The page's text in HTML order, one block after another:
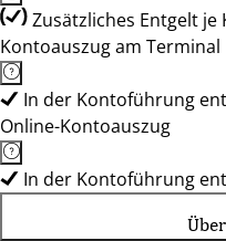
Zusätzliches Entgelt je
Kontoauszug am Terminal
In der Kontoführung
Online-Kontoauszug
In der Kontoführung